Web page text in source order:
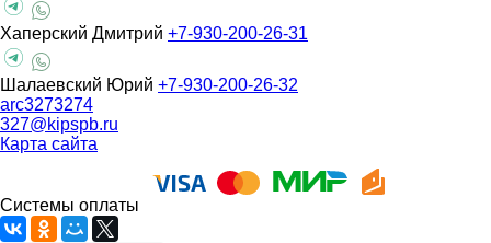
Хаперский Дмитрий +7-930-200-26-31
Шалаевский Юрий +7-930-200-26-32
arc3273274
327@kipspb.ru
Карта сайта
Системы оплаты